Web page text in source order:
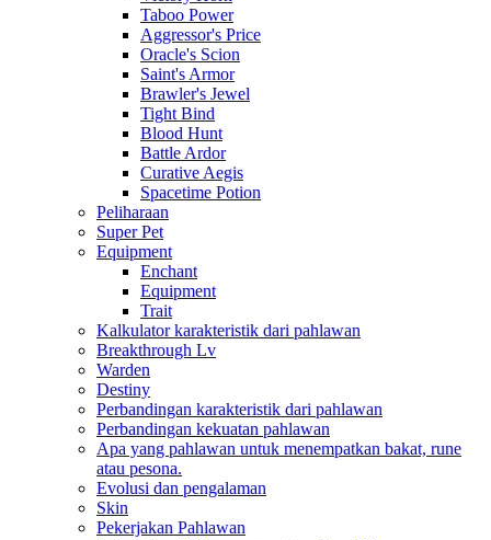
Taboo Power
Aggressor's Price
Oracle's Scion
Saint's Armor
Brawler's Jewel
Tight Bind
Blood Hunt
Battle Ardor
Curative Aegis
Spacetime Potion
Peliharaan
Super Pet
Equipment
Enchant
Equipment
Trait
Kalkulator karakteristik dari pahlawan
Breakthrough Lv
Warden
Destiny
Perbandingan karakteristik dari pahlawan
Perbandingan kekuatan pahlawan
Apa yang pahlawan untuk menempatkan bakat, rune
atau pesona.
Evolusi dan pengalaman
Skin
Pekerjakan Pahlawan